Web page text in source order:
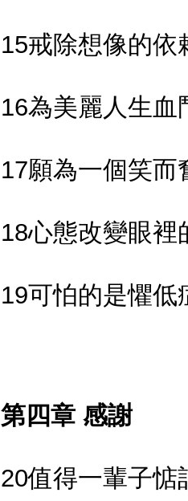
15戒除想像的依
16為美麗人生血
17願為一個笑而
18心態改變眼裡
19可怕的是懼低
第四章 感謝
20值得一輩子惦